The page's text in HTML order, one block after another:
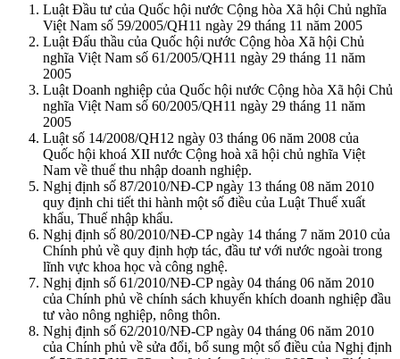
Luật Đầu tư của Quốc hội nước Cộng hòa Xã hội Chủ nghĩa
Việt Nam số 59/2005/QH11 ngày 29 tháng 11 năm 2005
Luật Đấu thầu của Quốc hội nước Cộng hòa Xã hội Chủ
nghĩa Việt Nam số 61/2005/QH11 ngày 29 tháng 11 năm
2005
Luật Doanh nghiệp của Quốc hội nước Cộng hòa Xã hội Chủ
nghĩa Việt Nam số 60/2005/QH11 ngày 29 tháng 11 năm
2005
Luật số 14/2008/QH12 ngày 03 tháng 06 năm 2008 của
Quốc hội khoá XII nước Cộng hoà xã hội chủ nghĩa Việt
Nam về thuế thu nhập doanh nghiệp.
Nghị định số 87/2010/NĐ-CP ngày 13 tháng 08 năm 2010
quy định chi tiết thi hành một số điều của Luật Thuế xuất
khẩu, Thuế nhập khẩu.
Nghị định số 80/2010/NĐ-CP ngày 14 tháng 7 năm 2010 của
Chính phủ về quy định hợp tác, đầu tư với nước ngoài trong
lĩnh vực khoa học và công nghệ.
Nghị định số 61/2010/NĐ-CP ngày 04 tháng 06 năm 2010
của Chính phủ về chính sách khuyến khích doanh nghiệp đầu
tư vào nông nghiệp, nông thôn.
Nghị định số 62/2010/NĐ-CP ngày 04 tháng 06 năm 2010
của Chính phủ về sửa đổi, bổ sung một số điều của Nghị định